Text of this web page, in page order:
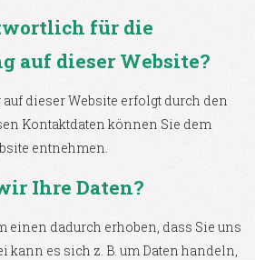
für die
auf dieser Website?
dieser Website erfolgt durch den
Kontaktdaten können Sie dem
entnehmen.
Ihre Daten?
einen dadurch erhoben, dass Sie uns
es sich z. B. um Daten handeln,